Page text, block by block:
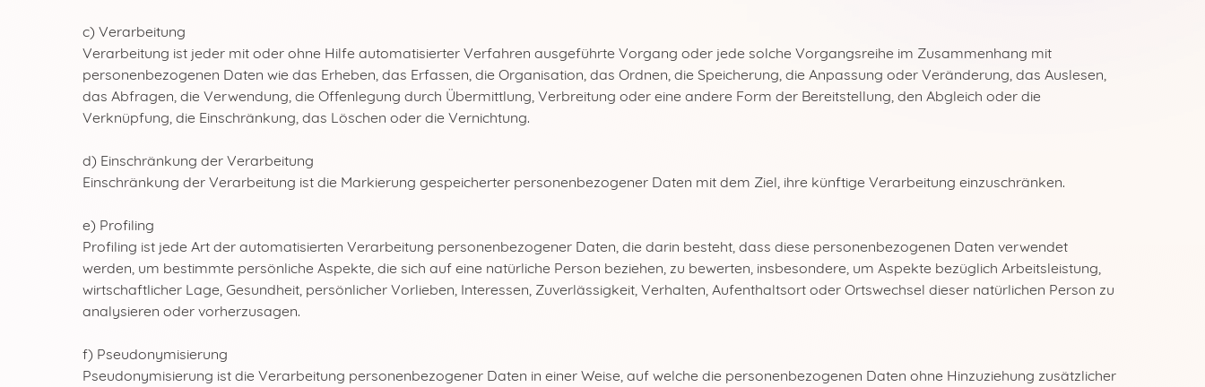
c) Verarbeitung
Verarbeitung ist jeder mit oder ohne Hilfe automatisierter Verfahren ausgeführte Vorgang oder jede solche Vorgangsreihe im Zusammenhang mit
personenbezogenen Daten wie das Erheben, das Erfassen, die Organisation, das Ordnen, die Speicherung, die Anpassung oder Veränderung, das Auslesen,
das Abfragen, die Verwendung, die Offenlegung durch Übermittlung, Verbreitung oder eine andere Form der Bereitstellung, den Abgleich oder die
Verknüpfung, die Einschränkung, das Löschen oder die Vernichtung.
d) Einschränkung der Verarbeitung
Einschränkung der Verarbeitung ist die Markierung gespeicherter personenbezogener Daten mit dem Ziel, ihre künftige Verarbeitung einzuschränken.
e) Profiling
Profiling ist jede Art der automatisierten Verarbeitung personenbezogener Daten, die darin besteht, dass diese personenbezogenen Daten verwendet
werden, um bestimmte persönliche Aspekte, die sich auf eine natürliche Person beziehen, zu bewerten, insbesondere, um Aspekte bezüglich Arbeitsleistung,
wirtschaftlicher Lage, Gesundheit, persönlicher Vorlieben, Interessen, Zuverlässigkeit, Verhalten, Aufenthaltsort oder Ortswechsel dieser natürlichen Person zu
analysieren oder vorherzusagen.
f) Pseudonymisierung
Pseudonymisierung ist die Verarbeitung personenbezogener Daten in einer Weise, auf welche die personenbezogenen Daten ohne Hinzuziehung zusätzlicher